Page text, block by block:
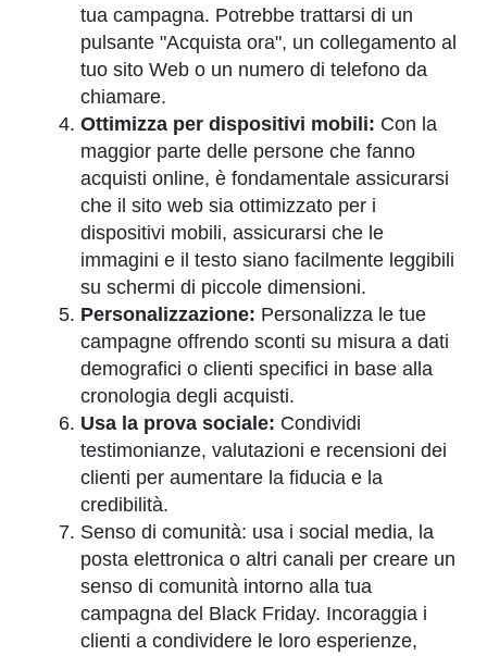
tua campagna. Potrebbe trattarsi di un
pulsante "Acquista ora", un collegamento al
tuo sito Web o un numero di telefono da
chiamare.
Ottimizza per dispositivi mobili: Con la
maggior parte delle persone che fanno
acquisti online, è fondamentale assicurarsi
che il sito web sia ottimizzato per i
dispositivi mobili, assicurarsi che le
immagini e il testo siano facilmente leggibili
su schermi di piccole dimensioni.
Personalizzazione: Personalizza le tue
campagne offrendo sconti su misura a dati
demografici o clienti specifici in base alla
cronologia degli acquisti.
Usa la prova sociale: Condividi
testimonianze, valutazioni e recensioni dei
clienti per aumentare la fiducia e la
credibilità.
Senso di comunità: usa i social media, la
posta elettronica o altri canali per creare un
senso di comunità intorno alla tua
campagna del Black Friday. Incoraggia i
clienti a condividere le loro esperienze,